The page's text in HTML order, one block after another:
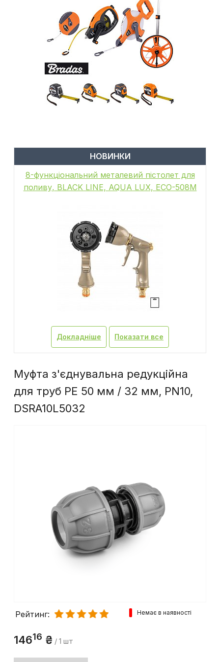
НОВИНКИ
8-функціональний металевий пістолет для
поливу, BLACK LINE, AQUA LUX, ECO-508M
Докладніше Показати все
Муфта з'єднувальна редукційна
для труб PE 50 мм / 32 мм, PN10,
DSRA10L5032
Рейтинг: Немає в наявності
14616 ₴ / 1 шт